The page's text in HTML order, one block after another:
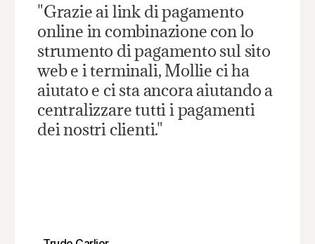
"Grazie ai link di pagamento
online in combinazione con lo
strumento di pagamento sul sito
web e i terminali, Mollie ci ha
aiutato e ci sta ancora aiutando a
centralizzare tutti i pagamenti
dei nostri clienti."